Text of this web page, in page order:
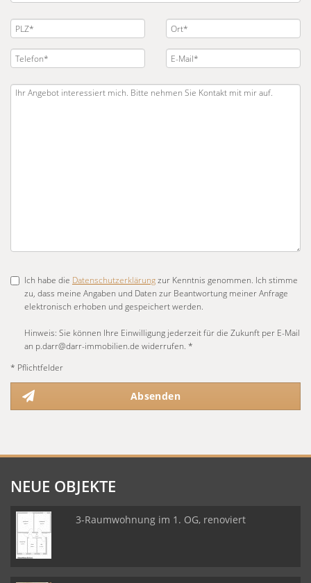
Ich habe die Datenschutzerklärungzur Kenntnis genommen. Ich stimme
zu, dass meine Angaben und Daten zur Beantwortung meiner Anfrage
elektronisch erhoben und gespeichert werden.
Hinweis: Sie können Ihre Einwilligung jederzeit für die Zukunft per E-Mail
an p.darr@darr-immobilien.de widerrufen. *
* Pflichtfelder
Absenden
NEUE OBJEKTE
3-Raumwohnung im 1. OG, renoviert